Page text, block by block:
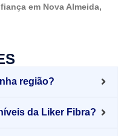
em Nova Almeida,
região?
da Liker Fibra?